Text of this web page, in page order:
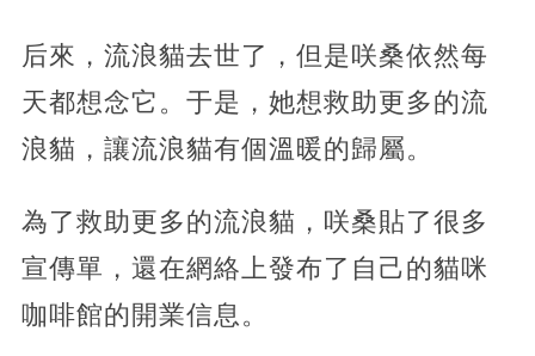
后來，流浪貓去世了，但是咲桑依然每
天都想念它。于是，她想救助更多的流
浪貓，讓流浪貓有個溫暖的歸屬。
為了救助更多的流浪貓，咲桑貼了很多
宣傳單，還在網絡上發布了自己的貓咪
咖啡館的開業信息。